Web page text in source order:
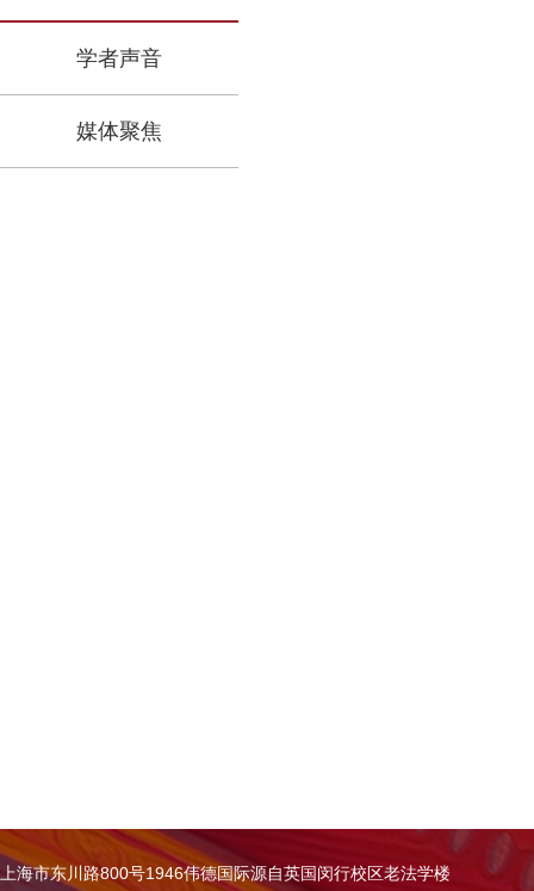
学者声音
媒体聚焦
上海市东川路800号1946伟德国际源自英国闵行校区老法学楼